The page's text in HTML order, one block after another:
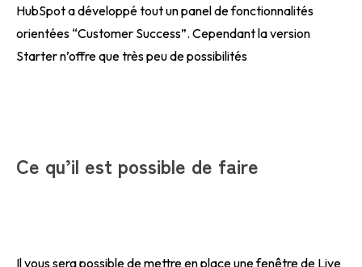
HubSpot a développé tout un panel de fonctionnalités
orientées “Customer Success”. Cependant la version
Starter n’offre que très peu de possibilités
Ce qu’il est possible de faire
Il vous sera possible de mettre en place une fenêtre de Live